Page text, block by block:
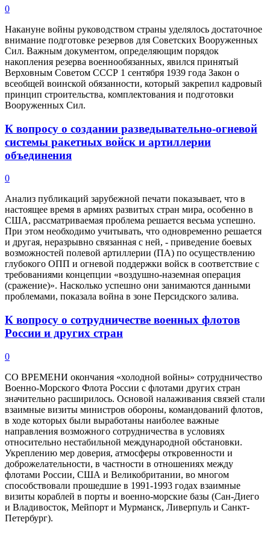
0
Накануне войны руководством страны уделялось достаточное
внимание подготовке резервов для Советских Вооруженных
Сил. Важным документом, определяющим порядок
накопления резерва военнообязанных, явился принятый
Верховным Советом СССР 1 сентября 1939 года Закон о
всеобщей воинской обязанности, который закрепил кадровый
принцип строительства, комплектования и подготовки
Вооруженных Сил.
К вопросу о создании разведывательно-огневой
системы ракетных войск и артиллерии
объединения
0
Анализ публикаций зарубежной печати показывает, что в
настоящее время в армиях развитых стран мира, особенно в
США, рассматриваемая проблема решается весьма успешно.
При этом необходимо учитывать, что одновременно решается
и другая, неразрывно связанная с ней, - приведение боевых
возможностей полевой артиллерии (ПА) по осуществлению
глубокого ОПП и огневой поддержки войск в соответствие с
требованиями концепции «воздушно-наземная операция
(сражение)». Насколько успешно они занимаются данными
проблемами, показала война в зоне Персидского залива.
К вопросу о сотрудничестве военных флотов
России и других стран
0
СО ВРЕМЕНИ окончания «холодной войны» сотрудничество
Военно-Морского Флота России с флотами других стран
значительно расширилось. Основой налаживания связей стали
взаимные визиты министров обороны, командований флотов,
в ходе которых были выработаны наиболее важные
направления возможного сотрудничества в условиях
относительно нестабильной международной обстановки.
Укреплению мер доверия, атмосферы откровенности и
доброжелательности, в частности в отношениях между
флотами России, США и Великобритании, во многом
способствовали прошедшие в 1991-1993 годах взаимные
визиты кораблей в порты и военно-морские базы (Сан-Диего
и Владивосток, Мейпорт и Мурманск, Ливерпуль и Санкт-
Петербург).